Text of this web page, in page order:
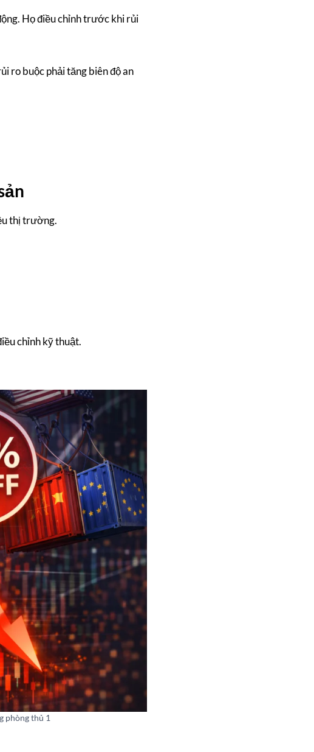
Họ điều chỉnh trước khi rủi
ro buộc phải tăng biên độ an
thị trường.
chỉnh kỹ thuật.
phòng thủ 1